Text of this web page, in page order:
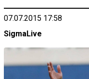
07.07.2015 17:58
SigmaLive